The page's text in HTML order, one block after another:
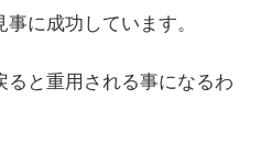
に成功しています。
と重用される事になるわ